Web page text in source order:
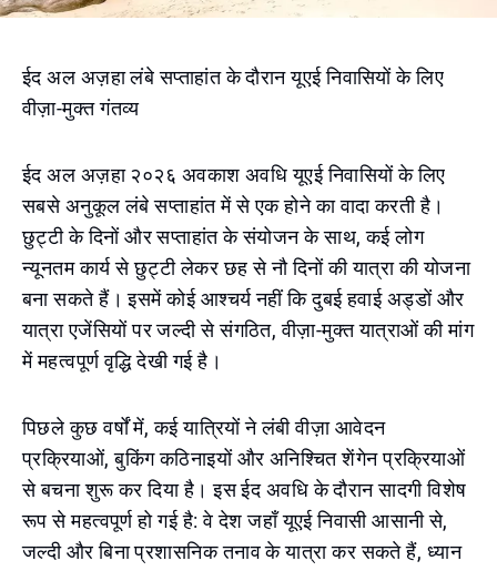
ईद अल अज़हा लंबे सप्ताहांत के दौरान यूएई निवासियों के लिए
वीज़ा-मुक्त गंतव्य
ईद अल अज़हा २०२६ अवकाश अवधि यूएई निवासियों के लिए
सबसे अनुकूल लंबे सप्ताहांत में से एक होने का वादा करती है।
छुट्टी के दिनों और सप्ताहांत के संयोजन के साथ, कई लोग
न्यूनतम कार्य से छुट्टी लेकर छह से नौ दिनों की यात्रा की योजना
बना सकते हैं। इसमें कोई आश्चर्य नहीं कि दुबई हवाई अड्डों और
यात्रा एजेंसियों पर जल्दी से संगठित, वीज़ा-मुक्त यात्राओं की मांग
में महत्वपूर्ण वृद्धि देखी गई है।
पिछले कुछ वर्षों में, कई यात्रियों ने लंबी वीज़ा आवेदन
प्रक्रियाओं, बुकिंग कठिनाइयों और अनिश्चित शेंगेन प्रक्रियाओं
से बचना शुरू कर दिया है। इस ईद अवधि के दौरान सादगी विशेष
रूप से महत्वपूर्ण हो गई है: वे देश जहाँ यूएई निवासी आसानी से,
जल्दी और बिना प्रशासनिक तनाव के यात्रा कर सकते हैं, ध्यान